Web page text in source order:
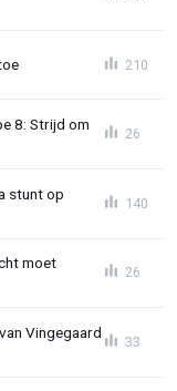
210
8: Strijd om
26
stunt op
140
moet
26
Vingegaard
33